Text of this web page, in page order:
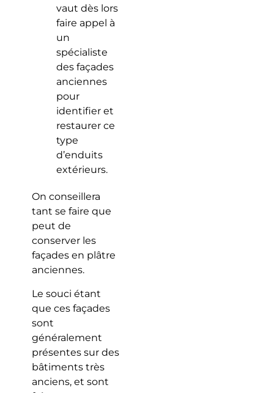
vaut dès lors
faire appel à
un
spécialiste
des façades
anciennes
pour
identifier et
restaurer ce
type
d’enduits
extérieurs.
On conseillera
tant se faire que
peut de
conserver les
façades en plâtre
anciennes.
Le souci étant
que ces façades
sont
généralement
présentes sur des
bâtiments très
anciens, et sont